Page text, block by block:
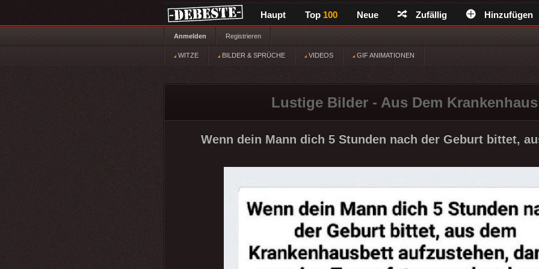
Haupt Top 100 Neue Zufällig Hinzufügen
Anmelden Registrieren
WITZE BILDER & SPRÜCHE VIDEOS GIF ANIMATIONEN
Lustige Bilder - Aus Dem Krankenhaus
Wenn dein Mann dich 5 Stunden nach der Geburt bittet,